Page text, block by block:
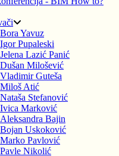
Bora Yavuz
Igor Pupaleski
Jelena Lazić Panić
Dušan Milošević
Vladimir Guteša
Miloš Atić
Nataša Stefanović
Ivica Marković
Aleksandra Bajin
Bojan Uskoković
Marko Pavlović
Pavle Nikolić